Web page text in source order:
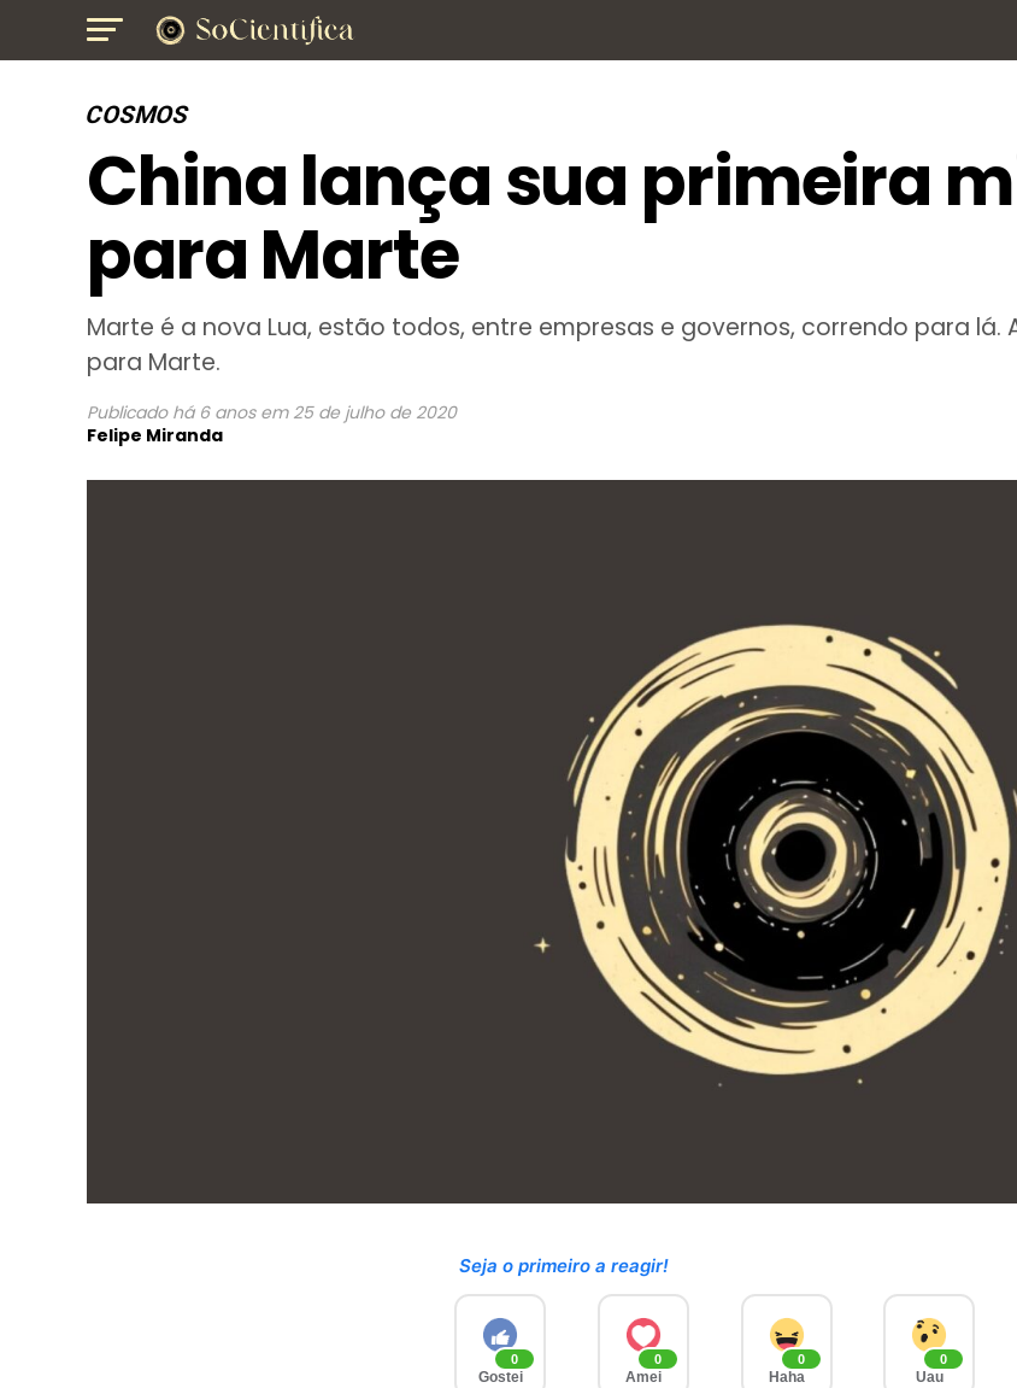
COSMOS
China lança sua primeira
para Marte
Marte é a nova Lua, estão todos, entre empresas e governos, correndo para lá.
para Marte.
Publicado há 6 anos em 25 de julho de 2020
Felipe Miranda
Seja o primeiro a reagir!
0
Gostei
0
Amei
0
Haha
0
Uau